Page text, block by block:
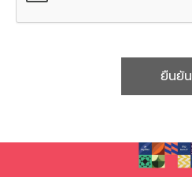
ยืนยัน